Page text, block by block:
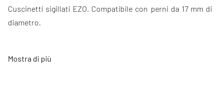
Cuscinetti sigillati EZO. Compatibile con perni da 17 mm di
diametro.
Mostra di più